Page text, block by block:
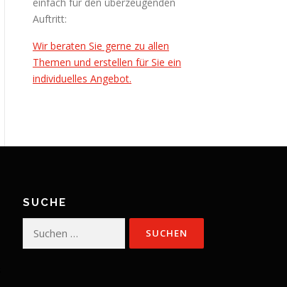
Auftritt:
Wir beraten Sie gerne zu allen
Themen und erstellen für Sie ein
individuelles Angebot.
SUCHE
nach: